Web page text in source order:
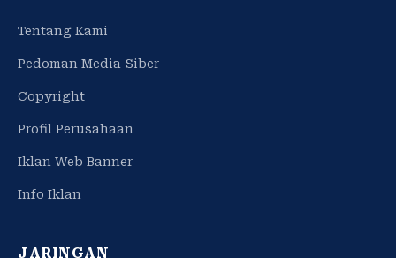
Tentang Kami
Pedoman Media Siber
Copyright
Profil Perusahaan
Iklan Web Banner
Info Iklan
JARINGAN